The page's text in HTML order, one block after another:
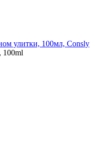
улитки, 100мл, Consly
100ml